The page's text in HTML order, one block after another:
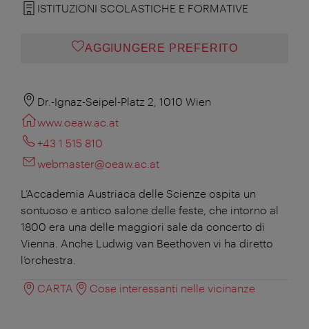
ISTITUZIONI SCOLASTICHE E FORMATIVE
AGGIUNGERE PREFERITO
Dr.-Ignaz-Seipel-Platz 2, 1010 Wien
www.oeaw.ac.at
+43 1 515 810
webmaster@oeaw.ac.at
L’Accademia Austriaca delle Scienze ospita un
sontuoso e antico salone delle feste, che intorno al
1800 era una delle maggiori sale da concerto di
Vienna. Anche Ludwig van Beethoven vi ha diretto
l’orchestra.
CARTA Cose interessanti nelle vicinanze